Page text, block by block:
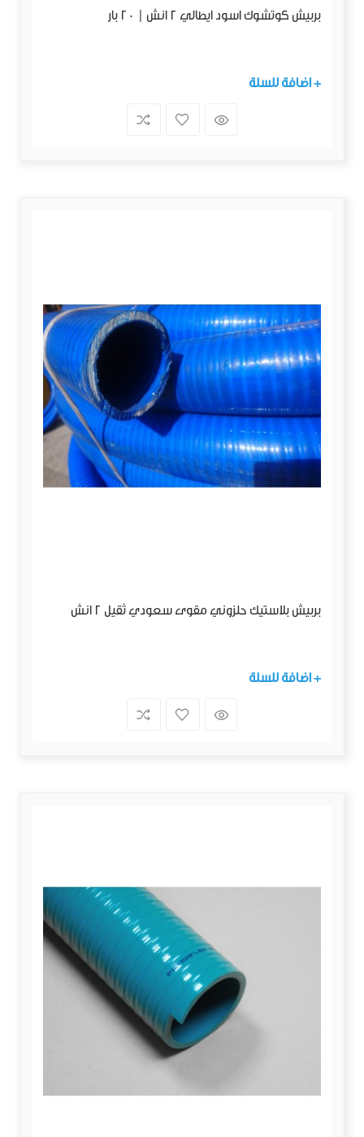
بربيش كوتشوك اسود ايطالي 2 انش | 20 بار
+ اضافة للسلة
بربيش بلاستيك حلزوني مقوى سعودي ثقيل 2 انش
+ اضافة للسلة